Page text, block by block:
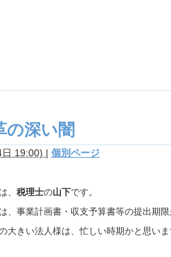
の深い闇
19:00) | 個別ページ
、 税理士の山下です。
、事業計画書・収支予算書等の提出期
大きい法人様は、忙しい時期かと思い